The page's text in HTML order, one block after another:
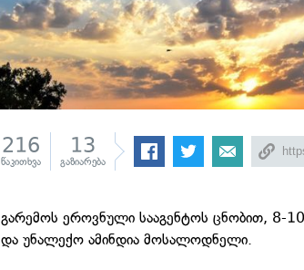
216
წაკითხვა
13
გაზიარება
გარემოს ეროვნული სააგენტოს ცნობით, 8-
და უნალექო ამინდია მოსალოდნელი.